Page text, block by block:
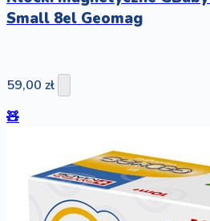
Small 8el Geomag
59,00 zł
🧸